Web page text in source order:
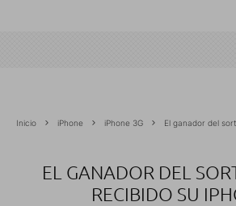
Inicio iPhone iPhone 3G El ganador del
EL GANADOR DEL
RECIBIDO SU